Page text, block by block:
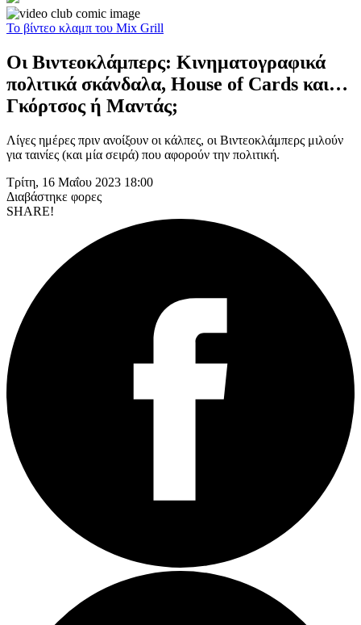
Το βίντεο κλαμπ του Mix Grill
Οι Βιντεοκλάμπερς: Κινηματογραφικά
πολιτικά σκάνδαλα, House of Cards και…
Γκόρτσος ή Μαντάς;
Λίγες ημέρες πριν ανοίξουν οι κάλπες, οι Βιντεοκλάμπερς μιλούν
για ταινίες (και μία σειρά) που αφορούν την πολιτική.
Τρίτη, 16 Μαΐου 2023 18:00
Διαβάστηκε φορες
SHARE!